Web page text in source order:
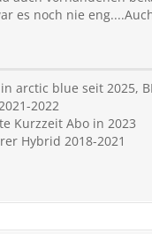
es noch nie
arctic blue seit 2025,
2022
Kurzzeit Abo in 2023
Hybrid 2018-2021